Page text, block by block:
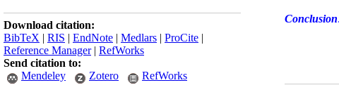
Download citation:
BibTeX | RIS | EndNote | Medlars | ProCite |
Reference Manager| RefWorks
Send citation to:
Mendeley
Zotero RefWorks
Conclusion